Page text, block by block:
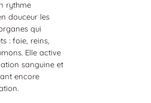
rythme
douceur les
qui
: foie, reins,
Elle active
sanguine et
encore